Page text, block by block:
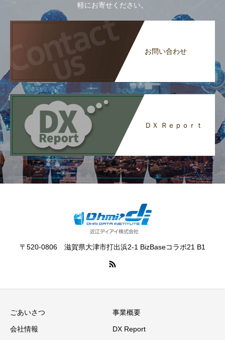
軽にお寄せください。
お問い合わせ
ＤＸ Ｒｅｐｏｒｔ
〒520-0806 滋賀県大津市打出浜2-1 BizBaseコラボ21 B1
ごあいさつ 事業概要
会社情報 DX Report